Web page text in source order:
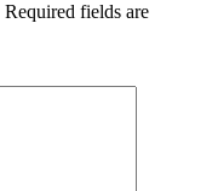
Required fields are